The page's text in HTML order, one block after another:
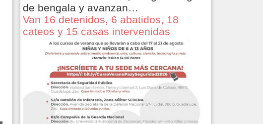
de bengala y avanzan…
Van 16 detenidos, 6 abatidos, 18
cateos y 15 casas intervenidas